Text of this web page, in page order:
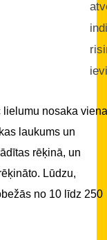
lielumu nosaka
laukums un
rēķinā, un
Lūdzu,
no 10 līdz 250